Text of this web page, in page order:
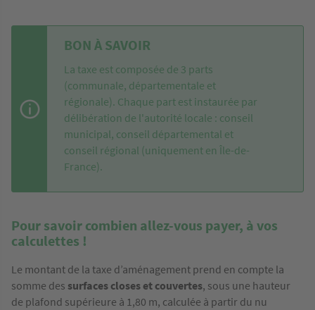
BON À SAVOIR
La taxe est composée de 3 parts
(communale, départementale et
régionale). Chaque part est instaurée par
délibération de l'autorité locale : conseil
municipal, conseil départemental et
conseil régional (uniquement en Île-de-
France).
Pour savoir combien allez-vous payer, à vos
calculettes !
Le montant de la taxe d’aménagement prend en compte la
somme des surfaces closes et couvertes, sous une hauteur
de plafond supérieure à 1,80 m, calculée à partir du nu